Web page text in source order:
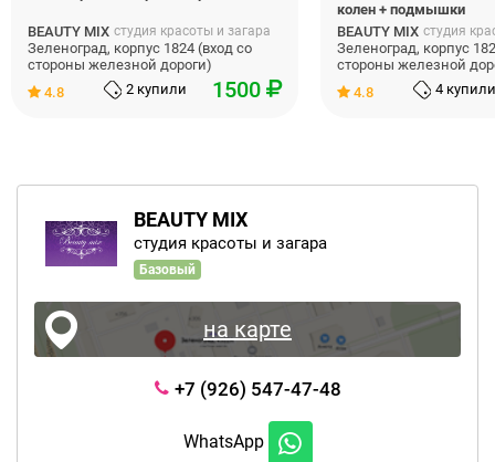
BEAUTY MIX
студия красоты и загара
Базовый
на карте
+7 (926) 547-47-48
WhatsApp
BEAUTY MIX студия красоты и загара
Зеленоград, корпус 1824 (вход со
стороны железной дороги)
4.8
2 купили 1500
колен + подмышки
BEAUTY MIX студия
Зеленоград, корпус
стороны железной
4.8
4 купили